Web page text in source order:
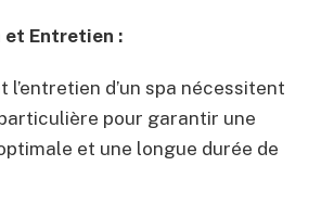
Entretien :
l’entretien d’un spa nécessitent
pour garantir une
et une longue durée de